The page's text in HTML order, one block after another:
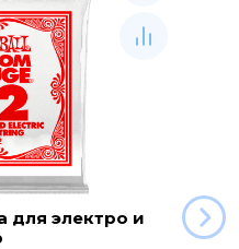
для электро и